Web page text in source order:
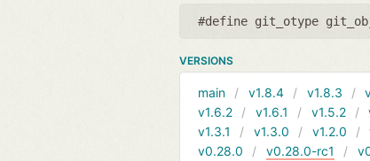
#define git_otype
VERSIONS
main v1.8.4 v1.8.3
v1.6.2
v1.6.1 v1.5.2
v1.3.1
v1.3.0 v1.2.0
v0.28.0
v0.28.0-rc1